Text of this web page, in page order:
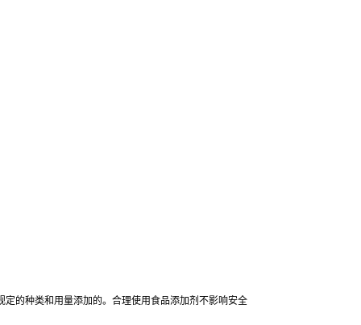
的种类和用量添加的。合理使用食品添加剂不影响安全